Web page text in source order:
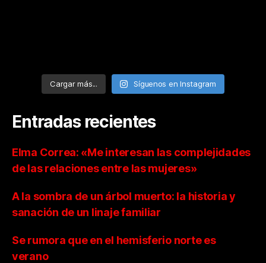
Cargar más... Síguenos en Instagram
Entradas recientes
Elma Correa: «Me interesan las complejidades
de las relaciones entre las mujeres»
A la sombra de un árbol muerto: la historia y
sanación de un linaje familiar
Se rumora que en el hemisferio norte es
verano